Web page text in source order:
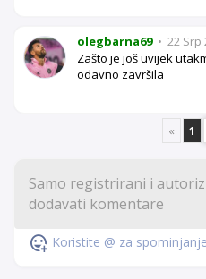
olegbarna69 • 22 Srp
Zašto je još uvijek
odavno završila
« 1
Koristite @ za